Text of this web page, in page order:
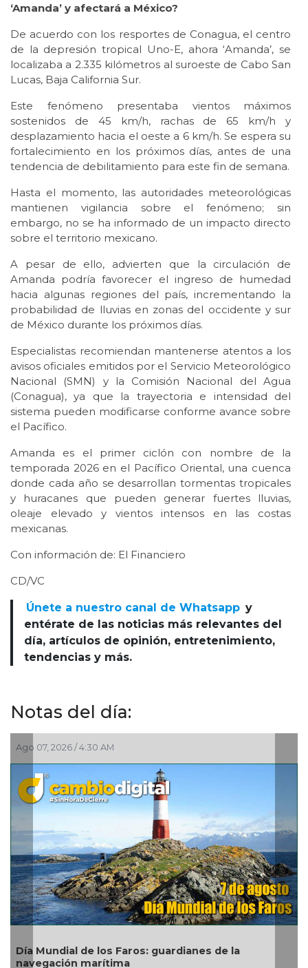
‘Amanda’ y afectará a México?
De acuerdo con los resportes de Conagua, el centro
de la depresión tropical Uno-E, ahora ‘Amanda’, se
localizaba a 2.335 kilómetros al suroeste de Cabo San
Lucas, Baja California Sur.
Este fenómeno presentaba vientos máximos
sostenidos de 45 km/h, rachas de 65 km/h y
desplazamiento hacia el oeste a 6 km/h. Se espera su
fortalecimiento en los próximos días, antes de una
tendencia de debilitamiento para este fin de semana.
Hasta el momento, las autoridades meteorológicas
mantienen vigilancia sobre el fenómeno; sin
embargo, no se ha informado de un impacto directo
sobre el territorio mexicano.
A pesar de ello, advierten que la circulación de
Amanda podría favorecer el ingreso de humedad
hacia algunas regiones del país, incrementando la
probabilidad de lluvias en zonas del occidente y sur
de México durante los próximos días.
Especialistas recomiendan mantenerse atentos a los
avisos oficiales emitidos por el Servicio Meteorológico
Nacional (SMN) y la Comisión Nacional del Agua
(Conagua), ya que la trayectoria e intensidad del
sistema pueden modificarse conforme avance sobre
el Pacífico.
Amanda es el primer ciclón con nombre de la
temporada 2026 en el Pacífico Oriental, una cuenca
donde cada año se desarrollan tormentas tropicales
y huracanes que pueden generar fuertes lluvias,
oleaje elevado y vientos intensos en las costas
mexicanas.
Con información de: El Financiero
CD/VC
Únete a nuestro canal de Whatsapp y
entérate de las noticias más relevantes del
día, artículos de opinión, entretenimiento,
tendencias y más.
Notas del día:
Ago 07, 2026 / 4:30 AM
Día Mundial de los Faros: guardianes de la
navegación marítima